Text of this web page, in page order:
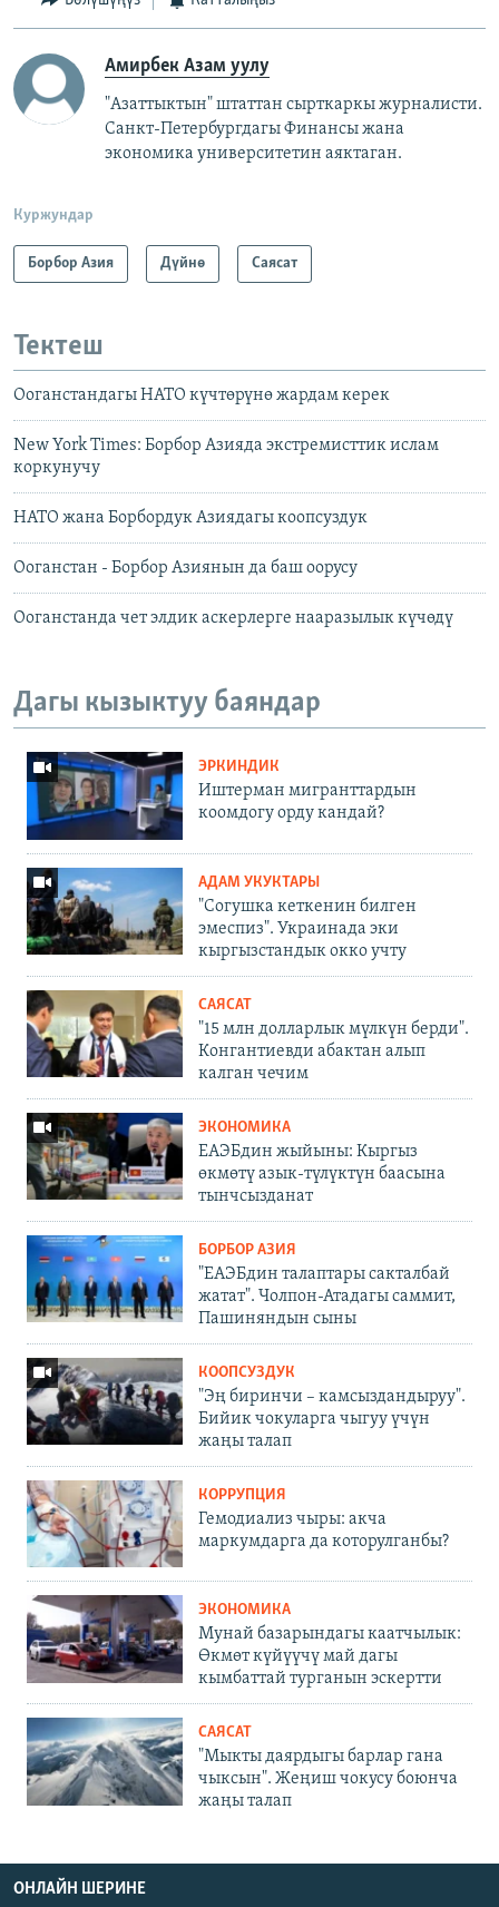
Амирбек Азам уулу
"Азаттыктын" штаттан сырткаркы журналисти.
Санкт-Петербургдагы Финансы жана
экономика университетин аяктаган.
Куржундар
Борбор Азия Дүйнө Саясат
Тектеш
Ооганстандагы НАТО күчтөрүнө жардам керек
New York Times: Борбор Азияда экстремисттик ислам
коркунучу
НАТО жана Борбордук Азиядагы коопсуздук
Ооганстан - Борбор Азиянын да баш оорусу
Ооганстанда чет элдик аскерлерге нааразылык күчөдү
Дагы кызыктуу баяндар
ЭРКИНДИК
Иштерман мигранттардын
коомдогу орду кандай?
АДАМ УКУКТАРЫ
"Согушка кеткенин билген
эмеспиз". Украинада эки
кыргызстандык окко учту
САЯСАТ
"15 млн долларлык мүлкүн берди".
Конгантиевди абактан алып
калган чечим
ЭКОНОМИКА
ЕАЭБдин жыйыны: Кыргыз
өкмөтү азык-түлүктүн баасына
тынчсызданат
БОРБОР АЗИЯ
"ЕАЭБдин талаптары сакталбай
жатат". Чолпон-Атадагы саммит,
Пашиняндын сыны
КООПСУЗДУК
"Эң биринчи – камсыздандыруу".
Бийик чокуларга чыгуу үчүн
жаңы талап
КОРРУПЦИЯ
Гемодиализ чыры: акча
маркумдарга да которулганбы?
ЭКОНОМИКА
Мунай базарындагы каатчылык:
Өкмөт күйүүчү май дагы
кымбаттай турганын эскертти
САЯСАТ
"Мыкты даярдыгы барлар гана
чыксын". Жеңиш чокусу боюнча
жаңы талап
ОНЛАЙН ШЕРИНЕ